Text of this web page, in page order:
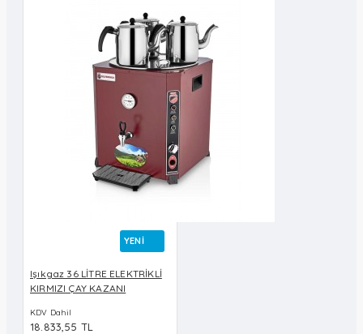
YENI
Işıkgaz 36 LİTRE ELEKTRİKLİ
KIRMIZI ÇAY KAZANI
KDV Dahil
18.833,55 TL